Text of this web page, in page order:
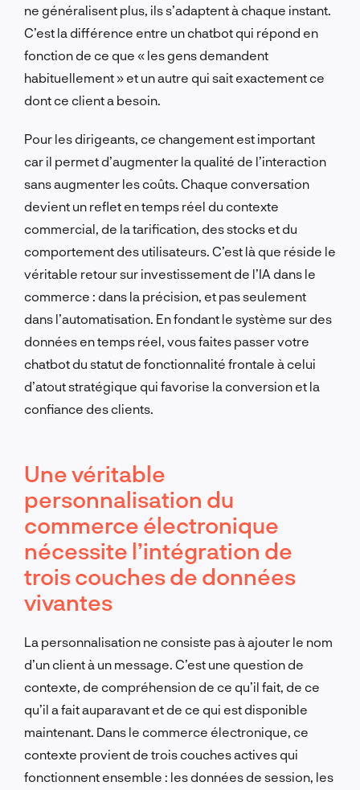
ne généralisent plus, ils s’adaptent à chaque instant.
C’est la différence entre un chatbot qui répond en
fonction de ce que « les gens demandent
habituellement » et un autre qui sait exactement ce
dont ce client a besoin.
Pour les dirigeants, ce changement est important
car il permet d’augmenter la qualité de l’interaction
sans augmenter les coûts. Chaque conversation
devient un reflet en temps réel du contexte
commercial, de la tarification, des stocks et du
comportement des utilisateurs. C’est là que réside le
véritable retour sur investissement de l’IA dans le
commerce : dans la précision, et pas seulement
dans l’automatisation. En fondant le système sur des
données en temps réel, vous faites passer votre
chatbot du statut de fonctionnalité frontale à celui
d’atout stratégique qui favorise la conversion et la
confiance des clients.
Une véritable
personnalisation du
commerce électronique
nécessite l’intégration de
trois couches de données
vivantes
La personnalisation ne consiste pas à ajouter le nom
d’un client à un message. C’est une question de
contexte, de compréhension de ce qu’il fait, de ce
qu’il a fait auparavant et de ce qui est disponible
maintenant. Dans le commerce électronique, ce
contexte provient de trois couches actives qui
fonctionnent ensemble : les données de session, les